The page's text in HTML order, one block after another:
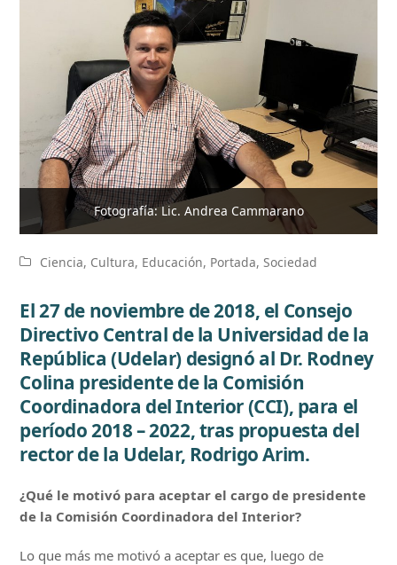
Fotografía: Lic. Andrea Cammarano
Ciencia, Cultura, Educación, Portada,Sociedad
El 27 de noviembre de 2018, el Consejo
Directivo Central de la Universidad de la
República (Udelar) designó al Dr. Rodney
Colina presidente de la Comisión
Coordinadora del Interior (CCI), para el
período 2018 – 2022, tras propuesta del
rector de la Udelar, Rodrigo Arim.
¿Qué le motivó para aceptar el cargo de presidente
de la Comisión Coordinadora del Interior?
Lo que más me motivó a aceptar es que, luego de